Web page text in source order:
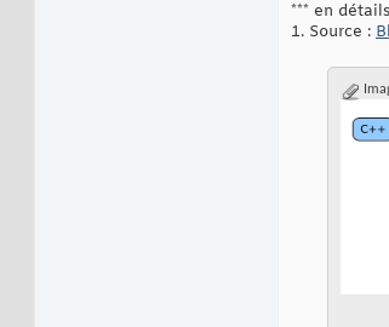
*** en
1. Source :